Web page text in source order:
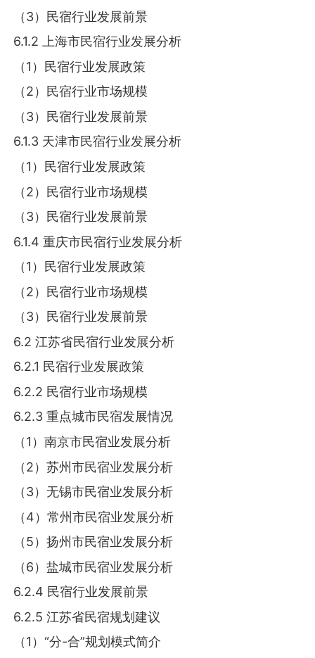
（3）民宿行业发展前景
6.1.2 上海市民宿行业发展分析
（1）民宿行业发展政策
（2）民宿行业市场规模
（3）民宿行业发展前景
6.1.3 天津市民宿行业发展分析
（1）民宿行业发展政策
（2）民宿行业市场规模
（3）民宿行业发展前景
6.1.4 重庆市民宿行业发展分析
（1）民宿行业发展政策
（2）民宿行业市场规模
（3）民宿行业发展前景
6.2 江苏省民宿行业发展分析
6.2.1 民宿行业发展政策
6.2.2 民宿行业市场规模
6.2.3 重点城市民宿发展情况
（1）南京市民宿业发展分析
（2）苏州市民宿业发展分析
（3）无锡市民宿业发展分析
（4）常州市民宿业发展分析
（5）扬州市民宿业发展分析
（6）盐城市民宿业发展分析
6.2.4 民宿行业发展前景
6.2.5 江苏省民宿规划建议
（1）“分-合”规划模式简介